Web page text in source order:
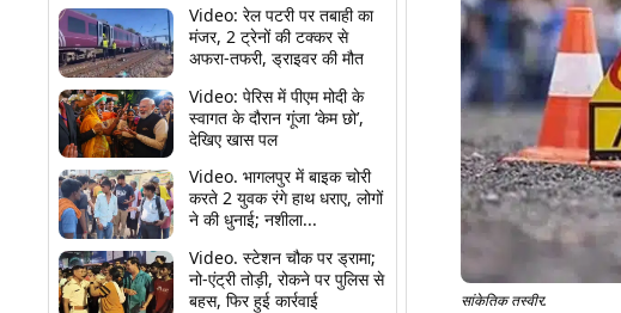
Video: रेल पटरी पर तबाही का
मंजर, 2 ट्रेनों की टक्कर से
अफरा-तफरी, ड्राइवर की मौत
Video: पेरिस में पीएम मोदी के
स्वागत के दौरान गूंजा ‘केम छो’,
देखिए खास पल
Video. भागलपुर में बाइक चोरी
करते 2 युवक रंगे हाथ धराए, लोगों
ने की धुनाई; नशीला...
Video. स्टेशन चौक पर ड्रामा;
नो-एंट्री तोड़ी, रोकने पर पुलिस से
बहस, फिर हुई कार्रवाई
सांकेतिक तस्वीर.